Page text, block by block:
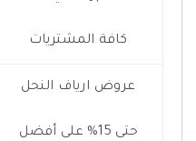
كافة المشتريات
عروض ارياف النحل
حتى 15% على أفضل